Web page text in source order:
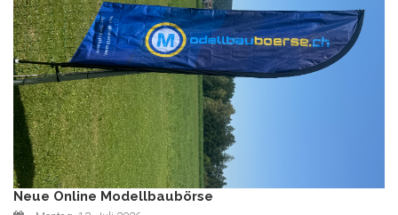
Neue Online Modellbaubörse